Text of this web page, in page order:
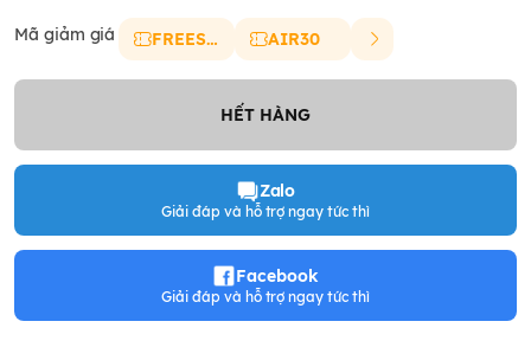
Mã giảm giá FREESHIP AIR30
HẾT HÀNG
Zalo
Giải đáp và hỗ trợ ngay tức thì
Facebook
Giải đáp và hỗ trợ ngay tức thì